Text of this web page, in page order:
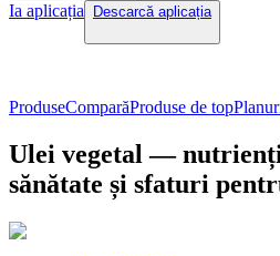
Ia aplicația Descarcă aplicația
ProduseComparăProduse de top
Ulei vegetal —
sănătate și sfaturi